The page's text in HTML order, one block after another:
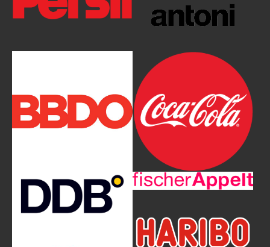
Show larger version
Show larger version Show larger version
Show larger version